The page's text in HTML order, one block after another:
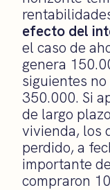
efecto del
el caso de
genera
siguientes
350.000. Si
de largo
vivienda, los
perdido, a
importante
compraron